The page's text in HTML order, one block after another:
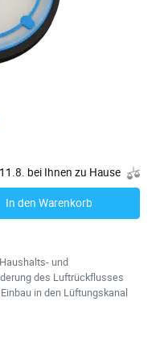
bei Ihnen zu Hause
In den Warenkorb
und
des Luftrückflusses
in den Lüftungskanal